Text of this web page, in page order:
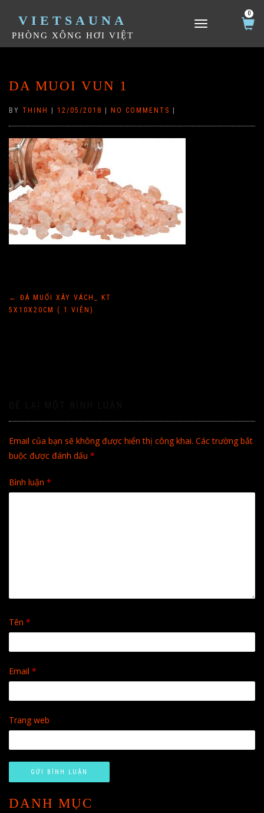
VIETSAUNA
PHÒNG XÔNG HƠI VIỆT
TOGGLE NAVIGATION
0
DA MUOI VUN 1
BY THINH 12/05/2018 NO COMMENTS
Điều
←
ĐÁ MUỐI XÂY VÁCH_ KT
5X10X20CM ( 1 VIÊN)
Email của bạn sẽ không được hiển thị công khai. Các trường bắt
buộc được đánh dấu *
Bình luận *
Tên *
Email *
Trang web
DANH MỤC